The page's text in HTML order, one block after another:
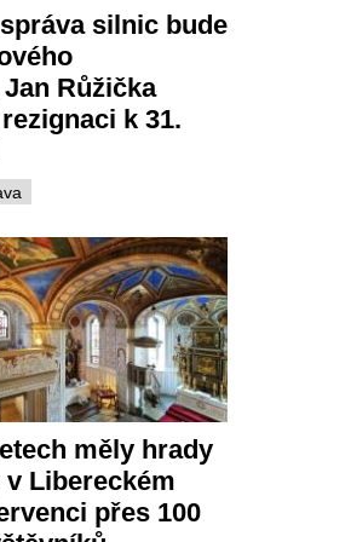
silnic bude
Růžička
k 31.
měly hrady
v Libereckém
přes 100